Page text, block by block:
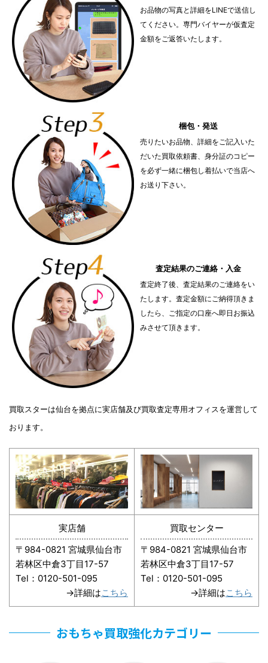
お品物の写真と詳細をLINEで送信し
てください。専門バイヤーが仮査定
金額をご返答いたします。
梱包・発送
売りたいお品物、詳細をご記入いた
だいた買取依頼書、身分証のコピー
を必ず一緒に梱包し着払いで当店へ
お送り下さい。
査定結果のご連絡・入金
査定終了後、査定結果のご連絡をい
たします。査定金額にご納得頂きま
したら、ご指定の口座へ即日お振込
みさせて頂きます。
買取スターは仙台を拠点に実店舗及び買取査定専用オフィスを運営して
おります。
実店舗
〒984-0821 宮城県仙台市
若林区中倉3丁目17-57
Tel：0120-501-095
→詳細はこちら
買取センター
〒984-0821 宮城県仙台市
若林区中倉3丁目17-57
Tel：0120-501-095
→詳細はこちら
おもちゃ買取強化カテゴリー